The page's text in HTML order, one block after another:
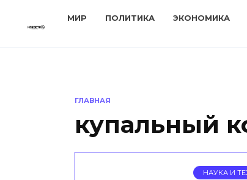
МИР ПОЛИТИКА ЭКОНОМИКА
ГЛАВНАЯ
купальный
НАУКА И